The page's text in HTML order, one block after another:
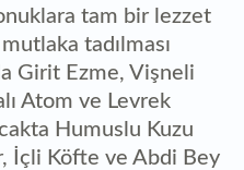
tam bir lezzet
tadılması
Girit Ezme, Vişneli
Atom ve Levrek
Humuslu Kuzu
İçli Köfte ve Abdi Bey